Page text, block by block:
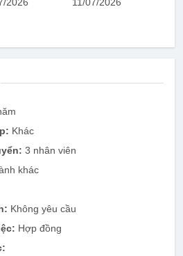
Khác
3 nhân viên
khác
Không yêu cầu
Hợp đồng